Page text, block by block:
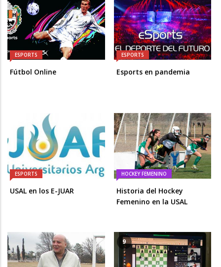
ESPORTS
Fútbol Online
ESPORTS
Esports en pandemia
ESPORTS
USAL en los E-JUAR
HOCKEY FEMENINO
Historia del Hockey
Femenino en la USAL
9